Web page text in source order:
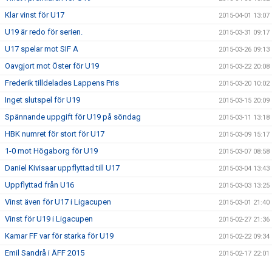
Klar vinst för U17 2015-04-01 13:07
U19 är redo för serien. 2015-03-31 09:17
U17 spelar mot SIF A 2015-03-26 09:13
Oavgjort mot Öster för U19 2015-03-22 20:08
Frederik tilldelades Lappens Pris 2015-03-20 10:02
Inget slutspel för U19 2015-03-15 20:09
Spännande uppgift för U19 på söndag 2015-03-11 13:18
HBK numret för stort för U17 2015-03-09 15:17
1-0 mot Högaborg för U19 2015-03-07 08:58
Daniel Kivisaar uppflyttad till U17 2015-03-04 13:43
Uppflyttad från U16 2015-03-03 13:25
Vinst även för U17 i Ligacupen 2015-03-01 21:40
Vinst för U19 i Ligacupen 2015-02-27 21:36
Kamar FF var för starka för U19 2015-02-22 09:34
Emil Sandrå i ÄFF 2015 2015-02-17 22:01